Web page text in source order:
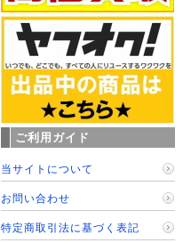
ご利用ガイド
当サイトについて
お問い合わせ
特定商取引法に基づく表記